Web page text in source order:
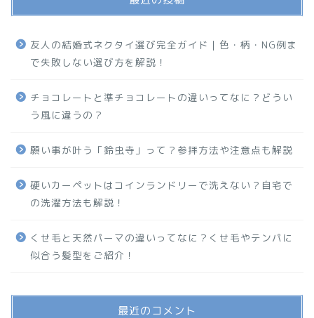
友人の結婚式ネクタイ選び完全ガイド｜色・柄・NG例ま
で失敗しない選び方を解説！
チョコレートと準チョコレートの違いってなに？どうい
う風に違うの？
願い事が叶う「鈴虫寺」って？参拝方法や注意点も解説
硬いカーペットはコインランドリーで洗えない？自宅で
の洗濯方法も解説！
くせ毛と天然パーマの違いってなに？くせ毛やテンパに
似合う髪型をご紹介！
最近のコメント